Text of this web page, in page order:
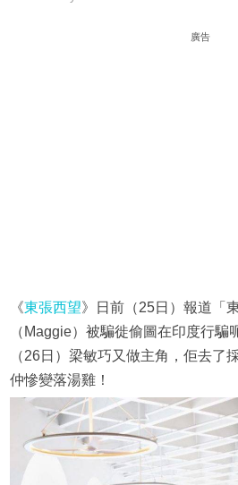
廣告
《東張西望》日前（25日）報道「
（Maggie）被騙徙偷圖在印度行騙
（26日）梁敏巧又做主角，佢去了
仲慘變落湯雞！